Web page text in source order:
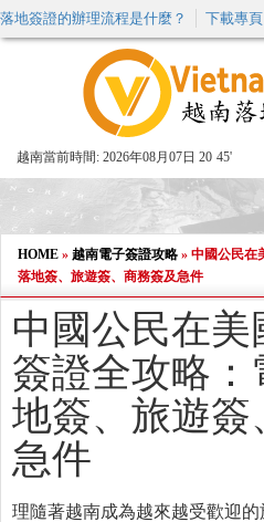
落地簽證的辦理流程是什麼？ 下載專頁
越南當前時間: 2026年08月07日 20 45'
申
加
週
查
HOME » 越南電子簽證攻略 » 中國公民在
落地簽、旅遊簽、商務簽及急件
中國公民在美
簽證全攻略：
地簽、旅遊簽
急件
理隨著越南成為越來越受歡迎